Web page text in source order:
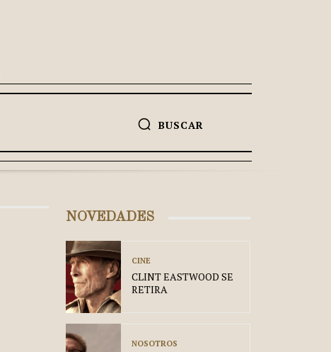
BUSCAR
NOVEDADES
CINE
CLINT EASTWOOD SE
RETIRA
NOSOTROS